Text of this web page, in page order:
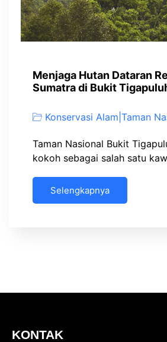
Menjaga Hutan Dataran
Sumatra di Bukit
Konservasi Alam Taman
Taman Nasional Bukit
kokoh sebagai salah satu
Selengkapnya
KONTAK